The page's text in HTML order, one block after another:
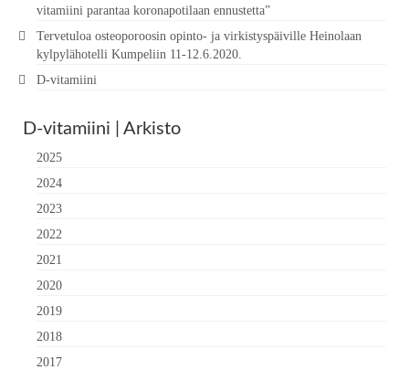
vitamiini parantaa koronapotilaan ennustetta”
Tervetuloa osteoporoosin opinto- ja virkistyspäiville Heinolaan
kylpylähotelli Kumpeliin 11-12.6.2020.
D-vitamiini
D-vitamiini | Arkisto
2025
2024
2023
2022
2021
2020
2019
2018
2017